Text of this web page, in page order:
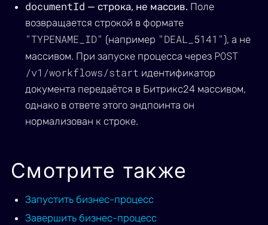
documentId — строка, не массив. Поле
возвращается строкой в формате
"TYPENAME_ID" (например "DEAL_5141"), а не
массивом. При запуске процесса через POST
/v1/workflows/start идентификатор
документа передаётся в Битрикс24 массивом,
однако в ответе этого эндпоинта он
нормализован к строке.
Смотрите также
Запустить бизнес-процесс
Завершить бизнес-процесс